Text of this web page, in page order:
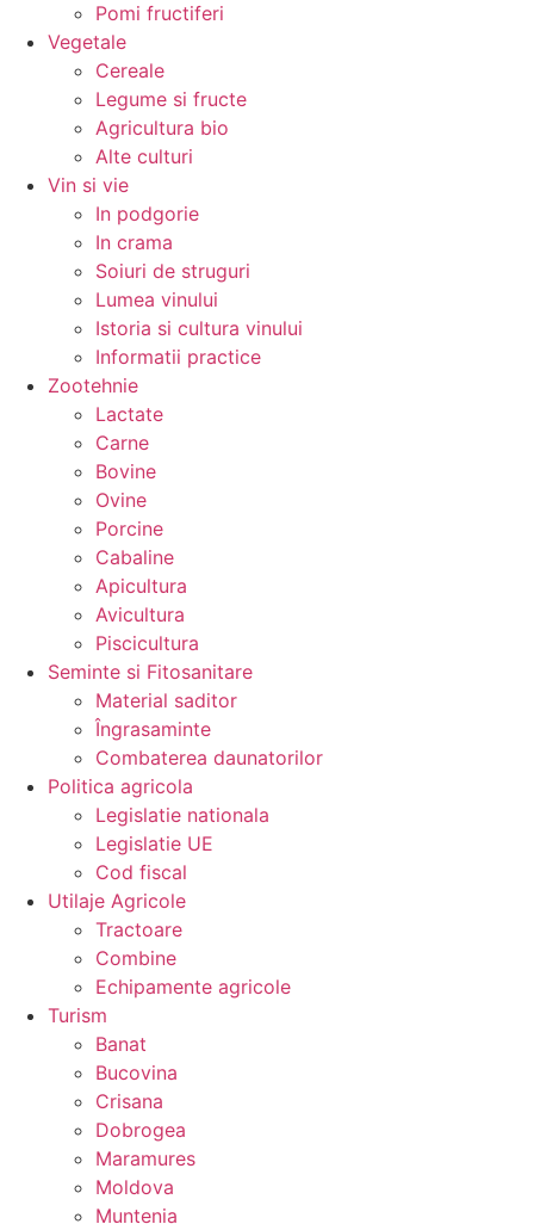
Pomi fructiferi
Vegetale
Cereale
Legume si fructe
Agricultura bio
Alte culturi
Vin si vie
In podgorie
In crama
Soiuri de struguri
Lumea vinului
Istoria si cultura vinului
Informatii practice
Zootehnie
Lactate
Carne
Bovine
Ovine
Porcine
Cabaline
Apicultura
Avicultura
Piscicultura
Seminte si Fitosanitare
Material saditor
Îngrasaminte
Combaterea daunatorilor
Politica agricola
Legislatie nationala
Legislatie UE
Cod fiscal
Utilaje Agricole
Tractoare
Combine
Echipamente agricole
Turism
Banat
Bucovina
Crisana
Dobrogea
Maramures
Moldova
Muntenia